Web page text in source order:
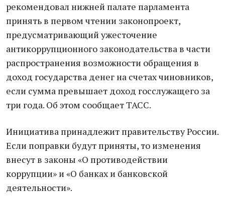
рекомендовал нижней палате парламента
принять в первом чтении законопроект,
предусматривающий ужесточение
антикоррупционного законодательства в части
распространения возможности обращения в
доход государства денег на счетах чиновников,
если сумма превышает доход госслужащего за
три года. Об этом сообщает ТАСС.
Инициатива принадлежит правительству России.
Если поправки будут приняты, то изменения
внесут в законы «О противодействии
коррупции» и «О банках и банковской
деятельности».